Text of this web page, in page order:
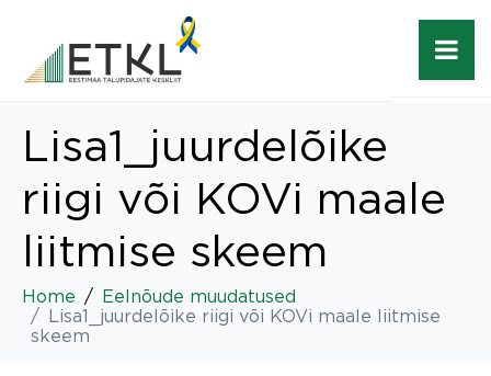
Lisa1_juurdelõike
riigi või KOVi maale
liitmise skeem
Home
Eelnõude muudatused
Lisa1_juurdelõike riigi või KOVi maale liitmise
skeem